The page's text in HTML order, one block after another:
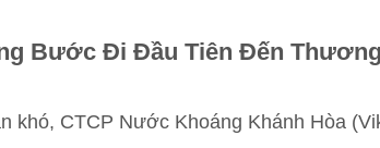
Bước Đi Đầu Tiên Đến
khó, CTCP Nước Khoáng Khánh Hòa